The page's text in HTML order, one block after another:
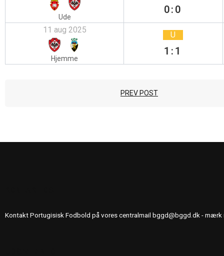
Ude
0:0
11 aug 2025
Hjemme
U
1:1
PREV POST
Kontakt Portugisisk Fodbold på vores centralmail bggd@bggd.dk - mærk